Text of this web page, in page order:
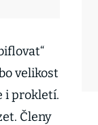
velikost
i prokletí.
Členy